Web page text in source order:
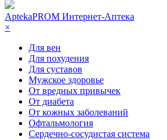
AptekaPROM Интернет-Аптека
×
Для вен
Для похудения
Для суставов
Мужское здоровье
От вредных привычек
От диабета
От кожных заболеваний
Офтальмология
Сердечно-сосудистая система